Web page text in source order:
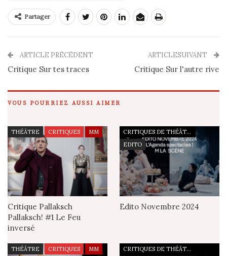
Partager
ARTICLE PRÉCÉDENT
Critique Sur tes traces
ARTICLESUIVANT
Critique Sur l'autre rive
VOUS POURRIEZ AUSSI AIMER
THÉÂTRE CRITIQUES MM
Critique Pallaksch
Pallaksch! #1 Le Feu
inversé
CRITIQUES DE THÉÂTRE
EDITO
Edito Novembre 2024
THÉÂTRE CRITIQUES MM
CRITIQUES DE THÉÂTRE